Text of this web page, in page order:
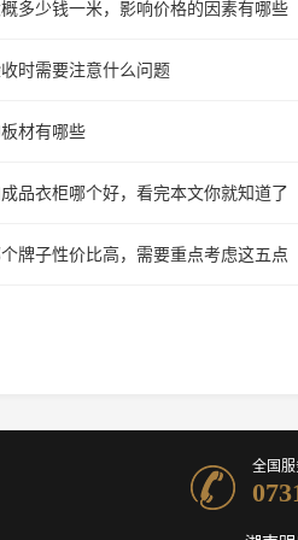
多少钱一米，影响价格的因素有哪些
时需要注意什么问题
材有哪些
品衣柜哪个好，看完本文你就知道了
牌子性价比高，需要重点考虑这五点
全国